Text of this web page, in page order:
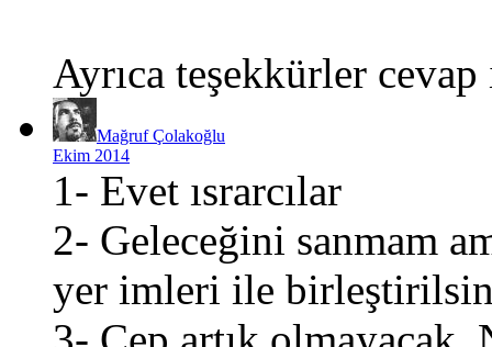
Ayrıca teşekkürler
Mağruf Çolakoğlu
Ekim 2014
1- Evet ısrarcılar
2- Geleceğini sanmam
yer imleri ile